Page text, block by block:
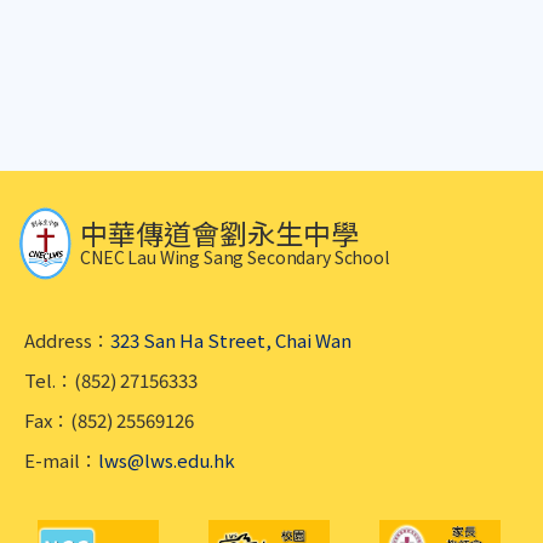
中華傳道會劉永生中學
CNEC Lau Wing Sang Secondary School
Address： 323 San Ha Street, Chai Wan
Tel.：(852) 27156333
Fax：(852) 25569126
E-mail： lws@lws.edu.hk